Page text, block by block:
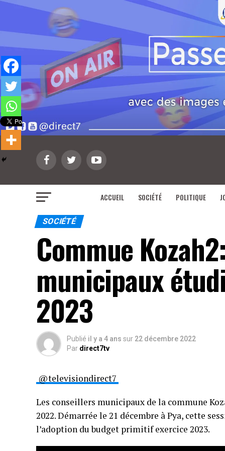
ACCUEIL SOCIÉTÉ POLITIQUE
SOCIÉTÉ
Commue
municipaux
2023
Publié il y a 4 ans sur 22 décembre 2022
Par direct7tv
@televisiondirect7
Les conseillers municipaux de la commune
2022. Démarrée le 21 décembre à Pya, cette
l’adoption du budget primitif exercice 2023.